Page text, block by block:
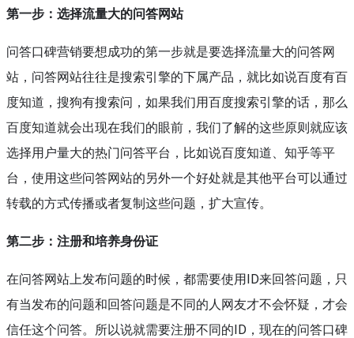
第一步： 选择流量大的问答网站
问答口碑营销要想成功的第一步就是要选择流量大的问答网
站，问答网站往往是搜索引擎的下属产品，就比如说百度有百
度知道，搜狗有搜索问，如果我们用百度搜索引擎的话，那么
百度知道就会出现在我们的眼前，我们了解的这些原则就应该
选择用户量大的热门问答平台，比如说百度知道、知乎等平
台，使用这些问答网站的另外一个好处就是其他平台可以通过
转载的方式传播或者复制这些问题，扩大宣传。
第二步： 注册和培养身份证
在问答网站上发布问题的时候，都需要使用ID来回答问题，只
有当发布的问题和回答问题是不同的人网友才不会怀疑，才会
信任这个问答。所以说就需要注册不同的ID，现在的问答口碑